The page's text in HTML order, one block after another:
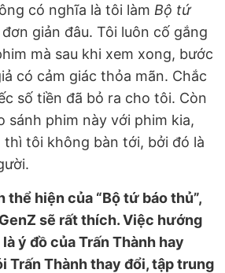
có nghĩa là tôi làm Bộ tứ
giản đâu. Tôi luôn cố gắng
mà sau khi xem xong, bước
có cảm giác thỏa mãn. Chắc
số tiền đã bỏ ra cho tôi. Còn
sánh phim này với phim kia,
thì tôi không bàn tới, bởi đó là
thể hiện của “Bộ tứ báo thủ”,
sẽ rất thích. Việc hướng
ý đồ của Trấn Thành hay
Trấn Thành thay đổi, tập trung